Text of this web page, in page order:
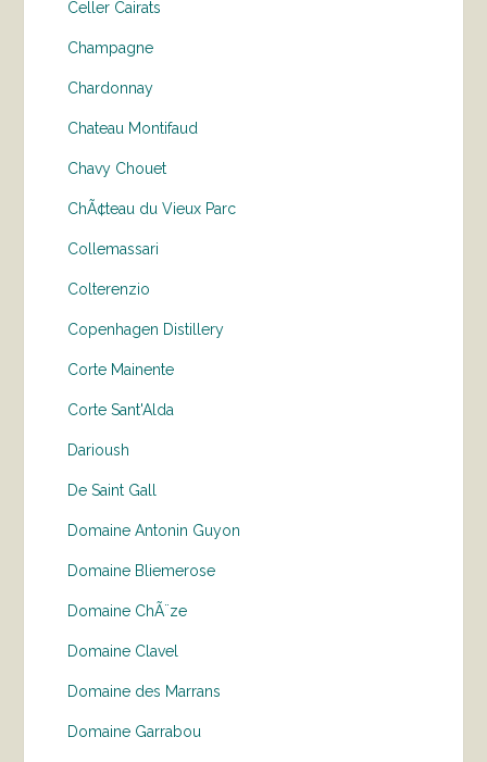
Celler Cairats
Champagne
Chardonnay
Chateau Montifaud
Chavy Chouet
ChÃ¢teau du Vieux Parc
Collemassari
Colterenzio
Copenhagen Distillery
Corte Mainente
Corte Sant'Alda
Darioush
De Saint Gall
Domaine Antonin Guyon
Domaine Bliemerose
Domaine ChÃ¨ze
Domaine Clavel
Domaine des Marrans
Domaine Garrabou